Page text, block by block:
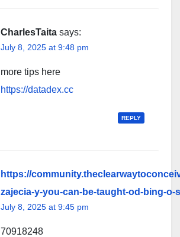
CharlesTaita says:
July 8, 2025 at 9:48 pm
more tips here
https://datadex.cc
REPLY
https://
zajecia-y-you-can-be-taught-od-bing-o-
July 8, 2025 at 9:45 pm
70918248